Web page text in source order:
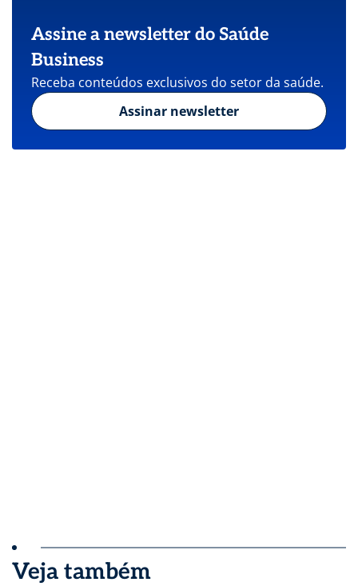
Assine a newsletter do Saúde
Business
Receba conteúdos exclusivos do setor da saúde.
Assinar newsletter
Veja também